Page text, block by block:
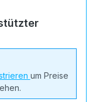
um Preise